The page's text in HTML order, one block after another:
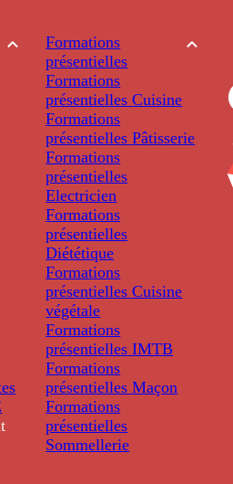
Formations
présentielles
Formations
présentielles Cuisine
Formations
présentielles Pâtisserie
Formations
présentielles
Electricien
Formations
présentielles
Diététique
Formations
présentielles Cuisine
végétale
Formations
présentielles IMTB
Formations
présentielles Maçon
Formations
présentielles
Sommellerie